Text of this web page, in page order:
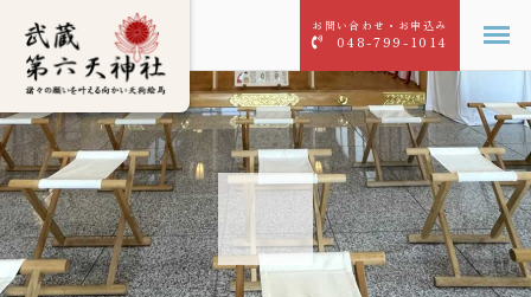
お問い合わせ・お申込み
048-799-1014